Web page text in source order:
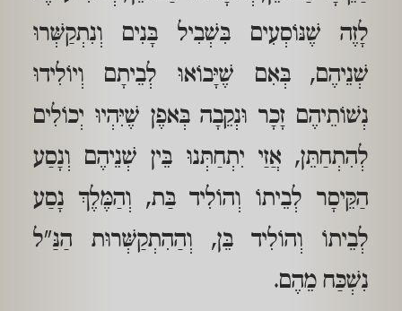
לָזֶה שֶׁנּוֹסְעִים בִּשְׁבִיל בָּנִים וְנִתְקַשְּׁרוּ
שְׁנֵיהֶם, בְּאִם שֶׁיָּבוֹאוּ לְבֵיתָם וְיוֹלִידוּ
נְשׁוֹתֵיהֶם זָכָר וּנְקֵבָה בְּאפֶן שֶׁיִּהְיוּ יְכוֹלִים
לְהִתְחַתֵּן, אֲזַי יִתְחַתְּנוּ בֵּין שְׁנֵיהֶם וְנָסַע
הַקֵּיסָר לְבֵיתוֹ וְהוֹלִיד בַּת, וְהַמֶּלֶךְ נָסַע
לְבֵיתוֹ וְהוֹלִיד בֵּן, וְהַהִתְקַשְּׁרוּת הַנַּ"ל
נִשְׁכַּח מֵהֶם.